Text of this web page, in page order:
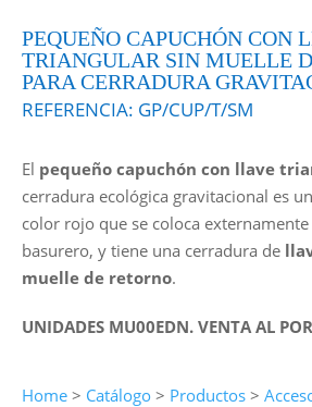
PEQUEÑO CAPUCHÓN CON
TRIANGULAR SIN MUELLE
PARA CERRADURA
REFERENCIA: GP/CUP/T/SM
El pequeño capuchón con llave
cerradura ecológica gravitacional es
color rojo que se coloca
basurero, y tiene una cerradura de
muelle de retorno.
UNIDADES MU00EDN. VENTA AL
Home> Catálogo> Productos>